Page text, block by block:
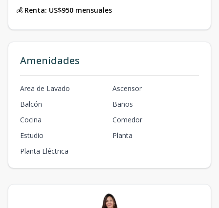
💰 Renta: US$950 mensuales
Amenidades
Area de Lavado
Ascensor
Balcón
Baños
Cocina
Comedor
Estudio
Planta
Planta Eléctrica